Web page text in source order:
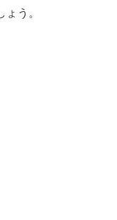
う。